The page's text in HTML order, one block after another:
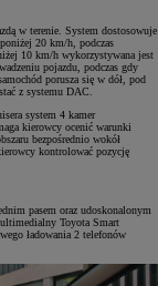
w terenie. System dostosowuje
20 km/h, podczas
10 km/h wykorzystywana jest
pojazdu, podczas gdy
porusza się w dół, pod
z systemu DAC.
system 4 kamer
kierowcy ocenić warunki
bezpośrednio wokół
kontrolować pozycję
pasem oraz udoskonalonym
Toyota Smart
ładowania 2 telefonów